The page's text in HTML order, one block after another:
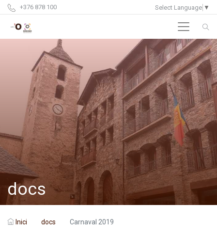
+376 878 100 Select Language ▼
docs
Inici docs Carnaval 2019